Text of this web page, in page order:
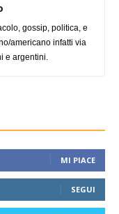
gossip, politica, e
americano infatti via
e argentini.
MI PIACE
SEGUI